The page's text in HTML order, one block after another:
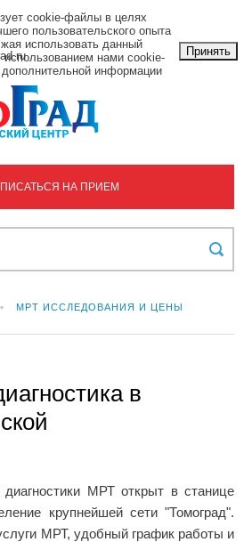
ЗАПИСАТЬСЯ НА ПРИЕМ
МРТ ИССЛЕДОВАНИЯ И ЦЕНЫ
в
МРТ открыт в станице
крупнейшей сети "Томоград".
МРТ, удобный график работы и
cookie-файлы в целях
пользовательского опыта
использовать данный
использованием нами cookie-
информации
Принять